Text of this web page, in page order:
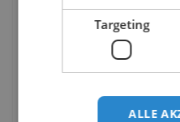
Targeting
ALLE